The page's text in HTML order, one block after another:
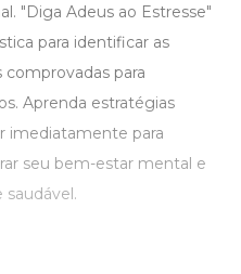
"Diga Adeus ao Estresse"
para identificar as
comprovadas para
Aprenda estratégias
imediatamente para
seu bem-estar mental e
saudável.